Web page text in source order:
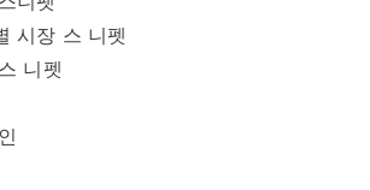
시장 스 니펫
니펫